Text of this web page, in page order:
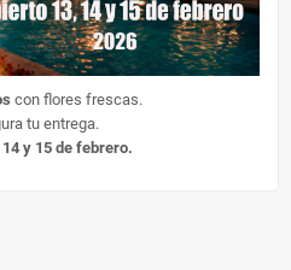
con flores frescas.
tu entrega.
y 15 de febrero.